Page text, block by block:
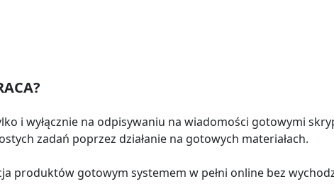
i wyłącznie na odpisywaniu na wiadomości gotowymi
zadań poprzez działanie na gotowych materiałach.
produktów gotowym systemem w pełni online bez